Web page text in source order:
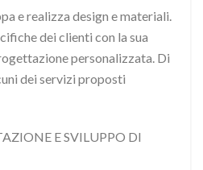
e realizza design e materiali.
dei clienti con la sua
personalizzata. Di
dei servizi proposti
E SVILUPPO DI